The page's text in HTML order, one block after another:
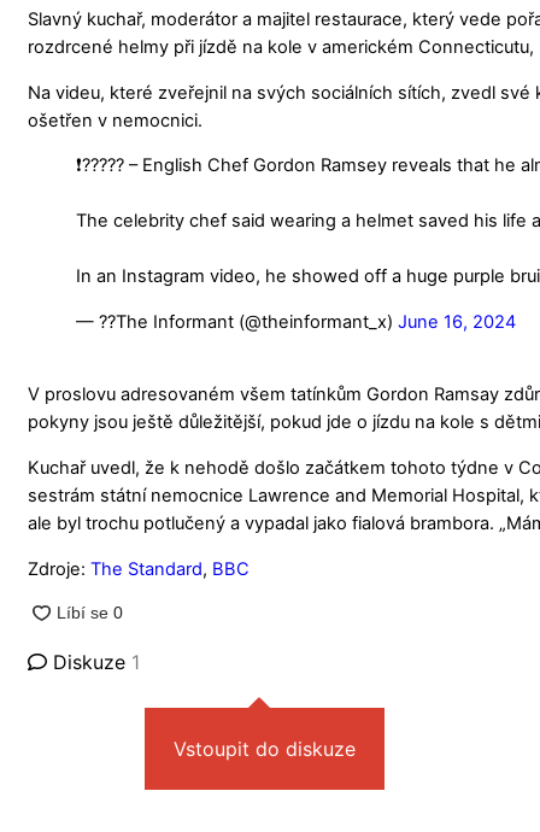
Slavný kuchař, moderátor a majitel restaurace, který vede
rozdrcené helmy při jízdě na kole v americkém
Na videu, které zveřejnil na svých sociálních sítích, zvedl
ošetřen v nemocnici.
❗??‍??? – English Chef Gordon Ramsey reveals that he
The celebrity chef said wearing a helmet saved his life
In an Instagram video, he showed off a huge purple
— ??The Informant (@theinformant_x) June 16, 2024
V proslovu adresovaném všem tatínkům Gordon Ramsay
pokyny jsou ještě důležitější, pokud jde o jízdu na kole s
Kuchař uvedl, že k nehodě došlo začátkem tohoto týdne v
sestrám státní nemocnice Lawrence and Memorial Hospital,
ale byl trochu potlučený a vypadal jako fialová brambora.
Zdroje: The Standard, BBC
Diskuze 1
Vstoupit do diskuze